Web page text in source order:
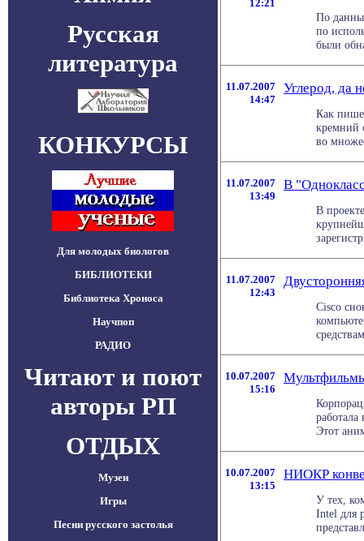
Русская
литература
КОНКУРСЫ
Для молодых биологов
БИБЛИОТЕКИ
Библиотека Хроноса
Научпоп
РАДИО
Читают и поют
авторы РП
ОТДЫХ
Музеи
Игры
Песни русского застолья
12:21
По
по
были
11.07.2007
14:47
Углерод, да
Как
кремний
во
11.07.2007
13:49
В
В
11.07.2007
12:43
Cisco
10.07.2007
15:16
Этот
10.07.2007
13:15
НИОКР
У тех,
Intel для